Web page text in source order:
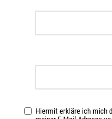
mindestens zweiHiermit erkläre ich mich